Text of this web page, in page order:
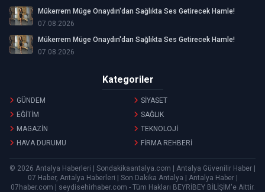
Mükerrem Müge Onaydın'dan Sağlıkta Ses Getirecek Hamle!
07.08.2026
Mükerrem Müge Onaydın'dan Sağlıkta Ses Getirecek Hamle!
07.08.2026
Kategoriler
GÜNDEM
SİYASET
EĞİTİM
SAĞLIK
MAGAZİN
TEKNOLOJİ
HAVA DURUMU
FİRMA REHBERİ
© 2026 Antalya Haberleri | Sondakikaantalya.com | Antalya Güvenilir Haber |
07 Haber, Antalya Haberleri | Son Dakika Antalya | Antalya Haber |
07haber.com | seydisehirhaber.com - Tüm Hakları BEYRİBEY BİLİŞİM'e Aittir.